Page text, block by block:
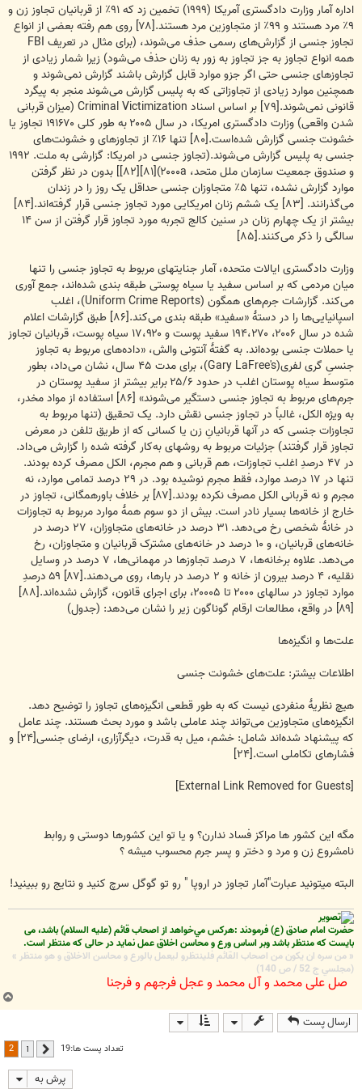
اداره آمار وزارت دادگستری آمریکا (۱۹۹۹) تخمین زد که ۹۱٪ از قربانیان تجاوز زن و
۹٪ مرد هستند و ۹۹٪ از متجاوزین مرد هستند.[۷۸] روی هم رفته بعضی از انواع
تجاوز جنسی از گزارش‌های رسمی حذف می‌شوند، (برای مثال در تعریف FBI
همه انواع تجاوز به جز تجاوز به زور به زنان حذف می‌شود) زیرا شمار زیادی از
تجاوزهای جنسی حتی اگر جزو موارد قابل گزارش باشند گزارش نمی‌شوند و
همچنین موارد زیادی از تجاوزاتی که به پلیس گزارش می‌شوند منجر به پیگرد
قانونی نمی‌شوند.[۷۹] بر اساس اسناد Criminal Victimization (میزان قربانی
شدن واقعی) وزارت دادگستری امریکا، در سال ۲۰۰۵ به طور کلی ۱۹۱۶۷۰ تجاوز یا
خشونت جنسی گزارش شده‌است.[۸۰] تنها ۱۶٪ از تجاوزهای و خشونت‌های
جنسی به پلیس گزارش می‌شوند.(تجاوز جنسی در امریکا: گزارشی به ملت. ۱۹۹۲
و صندوق جمعیت سازمان ملل متحد، ۲۰۰۰a)[۸۱][۸۲]] بدون در نظر گرفتن
موارد گزارش نشده، تنها ۵٪ متجاوزان جنسی حداقل یک روز را در زندان
می‌گذرانند. [۸۳] یک ششم زنان امریکایی مورد تجاوز جنسی قرار گرفته‌اند.[۸۴]
بیشتر از یک چهارم زنان در سنین کالج تجربه مورد تجاوز قرار گرفتن از سن ۱۴
سالگی را ذکر می‌کنند.[۸۵]
وزارت دادگستری ایالات متحده، آمار جنایتهای مربوط به تجاوز جنسی را تنها
میان مردمی که بر اساس سفید یا سیاه پوستی طبقه بندی شده‌اند، جمع آوری
می‌کند. گزارشات جرم‌های همگون (Uniform Crime Reports)، اغلب
اسپانیایی‌ها را در دستهٔ «سفید» طبقه بندی می‌کند.[۸۶] طبق گزارشات اعلام
شده در سال ۲۰۰۶، ۱۹۴،۲۷۰ سفید پوست و ۱۷،۹۲۰ سیاه پوست، قربانیان تجاوز
یا حملات جنسی بوده‌اند. به گفتهٔ آنتونی والش، «داده‌های مربوط به تجاوز
جنسیِ گری لفری(Gary LaFree's)، برای مدت ۴۵ سال، نشان می‌داد، بطور
متوسط سیاه پوستان اغلب در حدود ۲۵/۶ برایر بیشتر از سفید پوستان در
جرم‌های مربوط به تجاوز جنسی دستگیر می‌شوند» [۸۶] استفاده از مواد مخدر،
به ویژه الکل، غالباً در تجاوز جنسی نقش دارد. یک تحقیق (تنها مربوط به
تجاوزات جنسی که در آنها قربانیانِ زن یا کسانی که از طریق تلفن در معرض
تجاوز قرار گرفتند) جزئیات مربوط به روشهای به‌کار گرفته شده را گزارش می‌داد.
در ۴۷ درصدِ اغلب تجاوزات، هم قربانی و هم مجرم، الکل مصرف کرده بودند.
تنها در ۱۷ درصد موارد، فقط مجرم نوشیده بود. در ۲۹ درصد تمامی موارد، نه
مجرم و نه قربانی الکل مصرف نکرده بودند.[۸۷] بر خلاف باورهمگانی، تجاوز در
خارج از خانه‌ها بسیار نادر است. بیش از دو سوم همهٔ موارد مربوط به تجاوزات
در خانهٔ شخصی رخ می‌دهد. ۳۱ درصد در خانه‌های متجاوزان، ۲۷ درصد در
خانه‌های قربانیان، و ۱۰ درصد در خانه‌های مشترک قربانیان و متجاوزان، رخ
می‌دهد. علاوه برخانه‌ها، ۷ درصد تجاوزها در مهمانی‌ها، ۷ درصد در وسایل
نقلیه، ۴ درصد بیرون از خانه و ۲ درصد در بارها، روی می‌دهند.[۸۷] ۵۹ درصدِ
موارد تجاوز در سالهای ۲۰۰۰ تا ۲۰۰۰۵، برای اجرای قانون، گزارش نشده‌اند.[۸۸]
[۸۹] در واقع، مطالعات ارقام گوناگون زیر را نشان می‌دهد: (جدول)
علت‌ها و انگیزه‌ها
اطلاعات بیشتر: علت‌های خشونت جنسی
هیچ نظریهٔ منفردی نیست که به طور قطعی انگیزه‌های تجاوز را توضیح دهد.
انگیزه‌های متجاوزین می‌تواند چند عاملی باشد و مورد بحث هستند. چند عامل
که پیشنهاد شده‌اند شامل: خشم، میل به قدرت، دیگرآزاری، ارضای جنسی[۲۴] و
فشارهای تکاملی است.[۲۴]
[External Link Removed for Guests]
مگه این کشور ها مراکز فساد ندارن؟ و یا تو این کشورها دوستی و روابط
نامشروع زن و مرد و دختر و پسر جرم محسوب میشه ؟
البته میتونید عبارت"آمار تجاوز در اروپا " رو تو گوگل سرچ کنید و نتایج رو ببینید!
حضرت امام صادق (ع) فرمودند :هركس مي‌خواهد از اصحاب قائم (علیه السلام) باشد، می
بایست که منتظر باشد وبر اساس ورع و محاسن اخلاق عمل نماید در حالی که منتظر است.
« من سره ان يكون من اصحاب القائم فلينتظرو ليعمل بالورع و محاسن الاخلاق و هو منتظر »
(مجلسي ج 52 / ص 140)
صل علی محمد و آل محمد و عجل فرجهم و فرجنا
ارسال پست
تعداد پست ها:19 قبلی 1
2
پرش به